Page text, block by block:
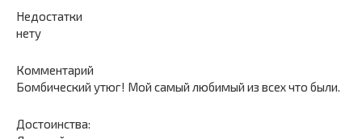
Недостатки
нету
Комментарий
Бомбический утюг! Мой самый любимый из всех что были.
Достоинства: